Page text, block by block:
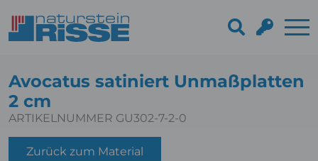
Avocatus satiniert Unmaßplatten
2 cm
ARTIKELNUMMER GU302-7-2-0
Zurück zum Material